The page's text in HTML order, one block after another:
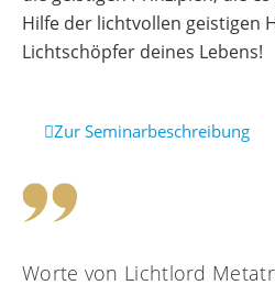
Hilfe der lichtvollen geistigen
Lichtschöpfer deines Lebens!
Zur Seminarbeschreibung
Worte von Lichtlord